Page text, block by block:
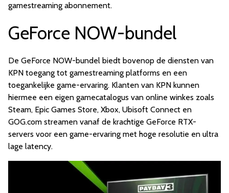
gamestreaming abonnement.
GeForce NOW-bundel
De GeForce NOW-bundel biedt bovenop de diensten van
KPN toegang tot gamestreaming platforms en een
toegankelijke game-ervaring. Klanten van KPN kunnen
hiermee een eigen gamecatalogus van online winkes zoals
Steam, Epic Games Store, Xbox, Ubisoft Connect en
GOG.com streamen vanaf de krachtige GeForce RTX-
servers voor een game-ervaring met hoge resolutie en ultra
lage latency.